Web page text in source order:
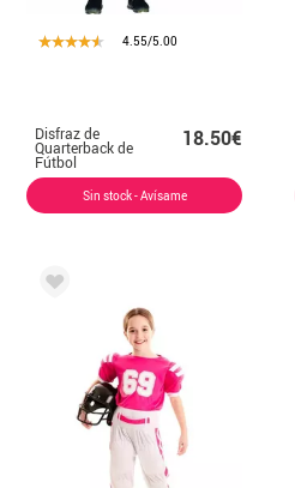
4.55/5.00
Disfraz de
Quarterback de
Fútbol
Americano para
adolescente
18.50€
Sin stock - Avísame